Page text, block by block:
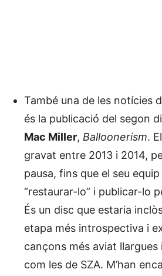
També una de les notícies
és la publicació del segon
Mac Miller, Balloonerism.
gravat entre 2013 i 2014,
pausa, fins que el seu
“restaurar-lo” i publicar-lo
És un disc que estaria
etapa més introspectiva i
cançons més aviat llargues
com les de SZA. M’han